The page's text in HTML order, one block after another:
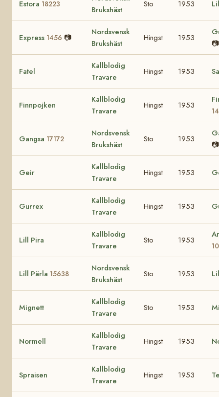
Estora 18223
Brukshäst
Sto 1953
Express 1456 📷
Nordsvensk
Brukshäst
Hingst 1953
📷
Fatel
Kallblodig
Travare
Hingst 1953
Finnpojken
Kallblodig
Travare
Hingst 1953
Gangsa 17172
Nordsvensk
Brukshäst
Sto 1953
📷
Geir
Kallblodig
Travare
Hingst 1953
Gurrex
Kallblodig
Travare
Hingst 1953
Lill Pira
Kallblodig
Travare
Sto 1953
Lill Pärla 15638
Nordsvensk
Brukshäst
Sto 1953
Mignett
Kallblodig
Travare
Sto 1953
Normell
Kallblodig
Travare
Hingst 1953
Spraisen
Kallblodig
Travare
Hingst 1953